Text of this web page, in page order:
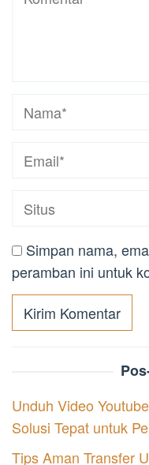
Simpan nama,
peramban ini untuk
Unduh Video
Solusi Tepat untuk
Tips Aman Transfer